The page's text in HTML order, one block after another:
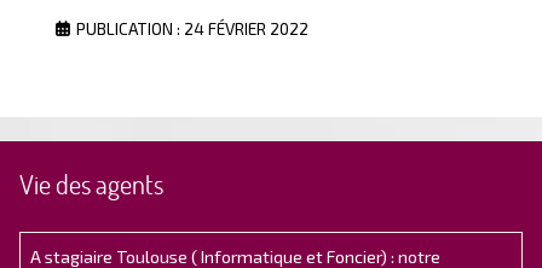
PUBLICATION : 24 FÉVRIER 2022
Vie des agents
A stagiaire Toulouse ( Informatique et Foncier) : notre